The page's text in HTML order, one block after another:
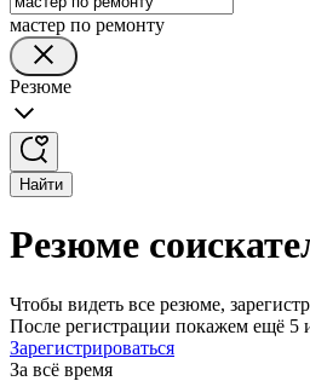
мастер по ремонту
Резюме
Найти
Резюме
Чтобы видеть все резюме,
После регистрации покажем ещё 5
Зарегистрироваться
За всё время